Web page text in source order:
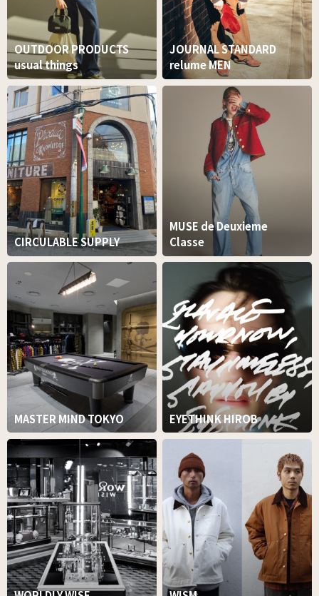
OUTDOOR PRODUCTS
usual things
JOURNAL STANDARD
relume MEN
CIRCULABLE SUPPLY
MUSE de Deuxieme
Classe
MASTER MIND TOKYO EYETHINK HIROB